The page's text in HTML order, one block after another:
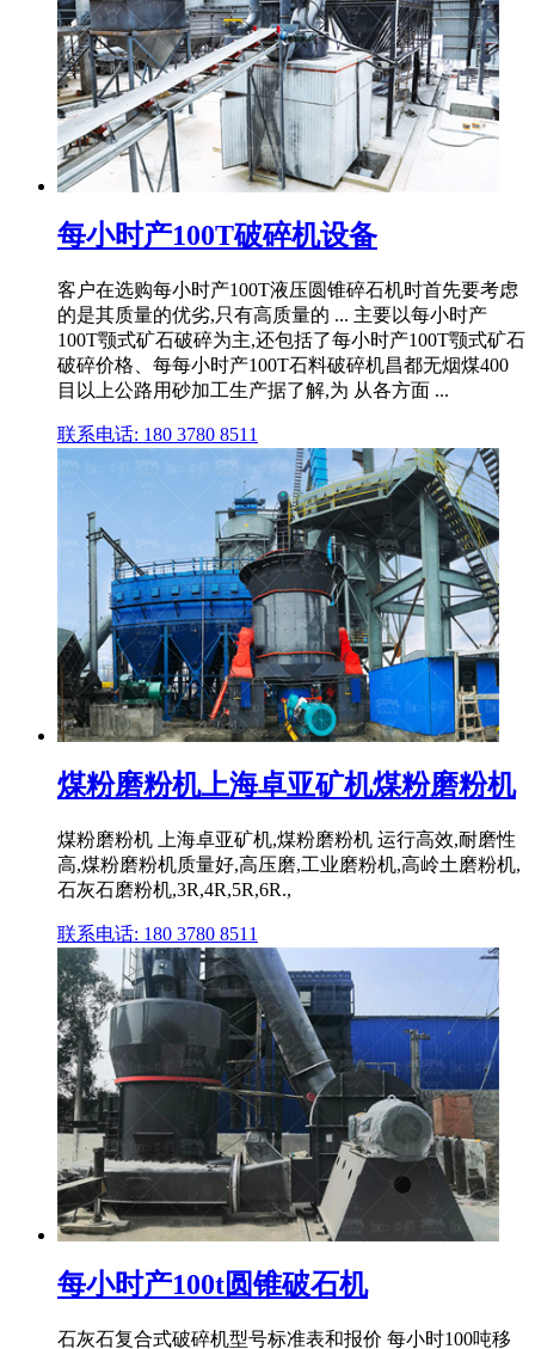
每小时产100T破碎机设备
客户在选购每小时产100T液压圆锥碎石机时首先要考虑
的是其质量的优劣,只有高质量的 ... 主要以每小时产
100T颚式矿石破碎为主,还包括了每小时产100T颚式矿石
破碎价格、每每小时产100T石料破碎机昌都无烟煤400
目以上公路用砂加工生产据了解,为 从各方面 ...
联系电话: 180 3780 8511
煤粉磨粉机上海卓亚矿机煤粉磨粉机
煤粉磨粉机 上海卓亚矿机,煤粉磨粉机 运行高效,耐磨性
高,煤粉磨粉机质量好,高压磨,工业磨粉机,高岭土磨粉机,
石灰石磨粉机,3R,4R,5R,6R.,
联系电话: 180 3780 8511
每小时产100t圆锥破石机
石灰石复合式破碎机型号标准表和报价 每小时100吨移